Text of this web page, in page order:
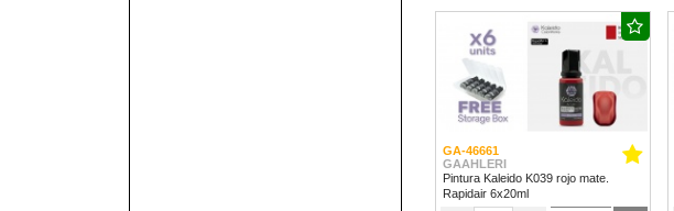
GA-46661
GAAHLERI
Pintura Kaleido K039 rojo mate.
Rapidair 6x20ml